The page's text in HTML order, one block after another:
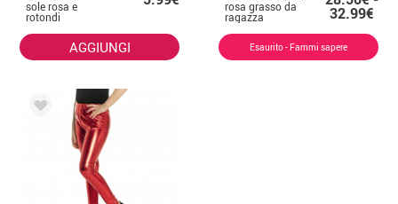
sole rosa e
rotondi
AGGIUNGI
rosa grasso da
ragazza 32.99€
Esaurito - Fammi sapere